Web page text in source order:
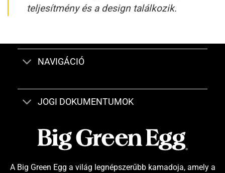
teljesítmény és a design találkozik.
NAVIGÁCIÓ
JOGI DOKUMENTUMOK
A Big Green Egg a világ legnépszerűbb kamadoja, amely a